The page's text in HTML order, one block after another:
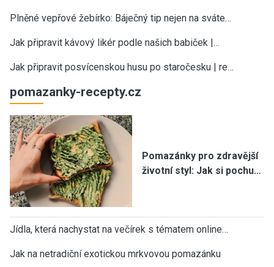
Plněné vepřové žebírko: Báječný tip nejen na sváte…
Jak připravit kávový likér podle našich babiček |…
Jak připravit posvícenskou husu po staročesku | re…
pomazanky-recepty.cz
Pomazánky pro zdravější
životní styl: Jak si pochu…
Jídla, která nachystat na večírek s tématem online…
Jak na netradiční exotickou mrkvovou pomazánku